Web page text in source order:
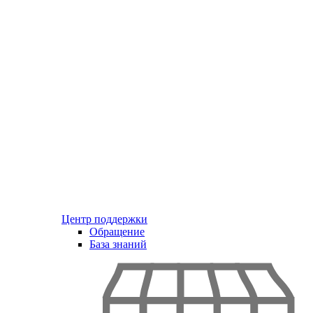
Центр поддержки
Обращение
База знаний